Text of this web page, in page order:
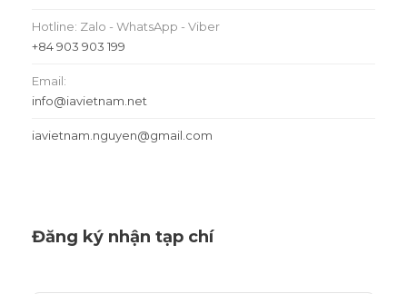
Hotline: Zalo - WhatsApp - Viber
+84 903 903 199
Email:
info@iavietnam.net
iavietnam.nguyen@gmail.com
Đăng ký nhận tạp chí